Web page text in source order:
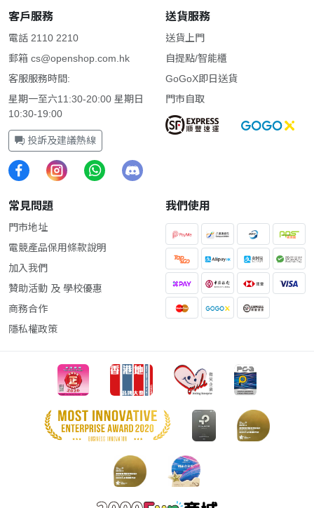
客戶服務
電話 2110 2210
郵箱 cs@openshop.com.hk
客服服務時間:
星期一至六11:30-20:00 星期日
10:30-19:00
投訴及建議熱線
送貨服務
送貨上門
自提點/智能櫃
GoGoX即日送貨
門市自取
常見問題
門市地址
電競產品保用條款說明
加入我們
贊助活動 及 學校優惠
商務合作
隱私權政策
我們使用